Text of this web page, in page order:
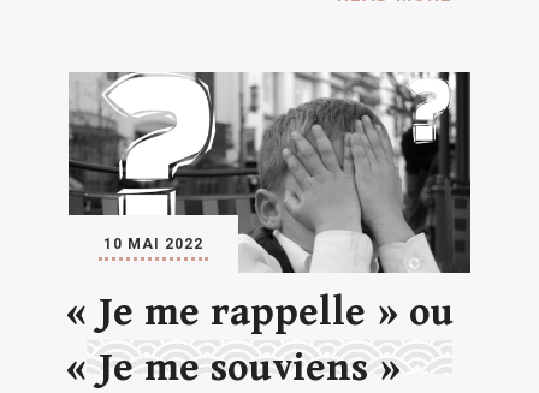
10 MAI 2022
« Je me rappelle » ou
« Je me souviens »